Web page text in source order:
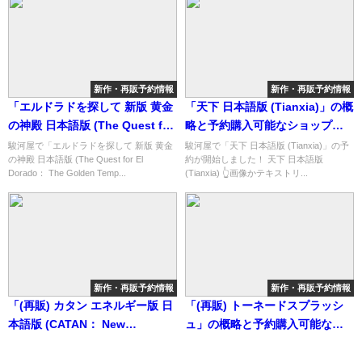
新作・再販予約情報
「エルドラドを探して 新版 黄金
の神殿 日本語版 (The Quest for
El Dorado： The Golden
Temples)」の概略と予約購入可
駿河屋で「エルドラドを探して 新版 黄金
の神殿 日本語版 (The Quest for El
Dorado： The Golden Temp...
新作・再販予約情報
「天下 日本語版 (Tianxia)」の概
略と予約購入可能なショップ紹
介！
駿河屋で「天下 日本語版 (Tianxia)」の予
約が開始しました！ 天下 日本語版
(Tianxia) 👆画像かテキストリ...
新作・再販予約情報
「(再販) カタン エネルギー版 日
本語版 (CATAN： New
新作・再販予約情報
「(再販) トーネードスプラッシ
ュ」の概略と予約購入可能なシ